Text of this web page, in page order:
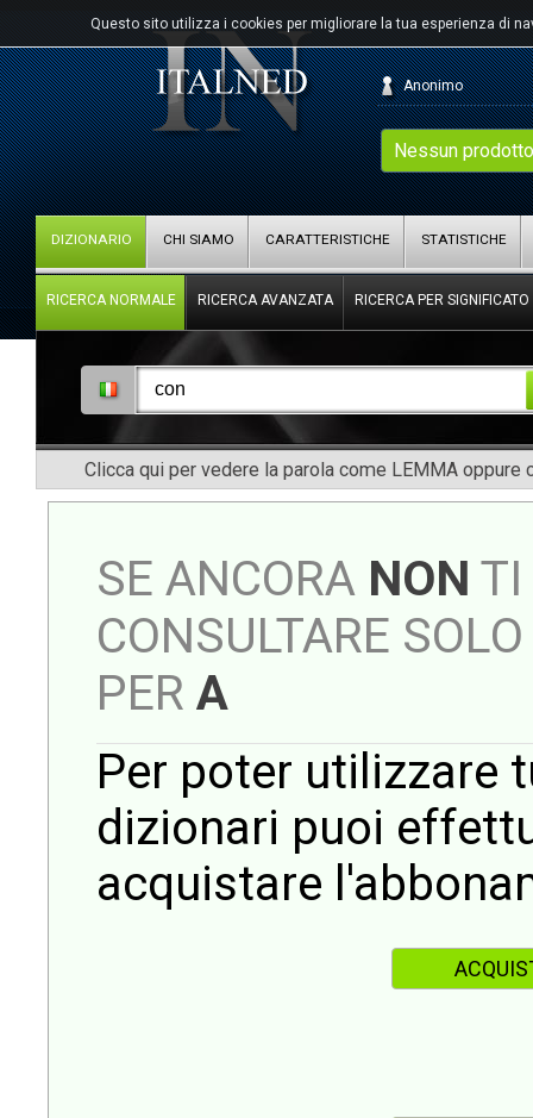
Questo sito utilizza i cookies per migliorare la tua esperienza di
Nessun
Anonimo
DIZIONARIO CHI SIAMO CARATTERISTICHE STATISTICHE
RICERCA NORMALE RICERCA AVANZATA RICERCA PER SIGNIFICATO
Clicca qui per vedere la parola come LEMMA oppure
SE ANCORA NON TI
CONSULTARE
PER A
Per poter utilizzare
dizionari puoi
acquistare